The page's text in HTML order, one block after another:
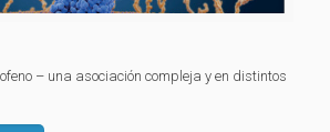
– una asociación compleja y en distintos